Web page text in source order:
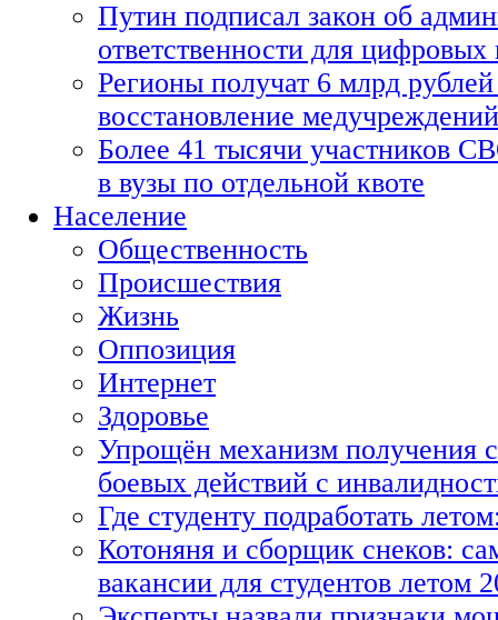
Путин подписал закон об
ответственности для
Регионы получат 6 млрд рублей
восстановление медучреждений
Более 41 тысячи участников
в вузы по отдельной квоте
Население
Общественность
Происшествия
Жизнь
Оппозиция
Интернет
Здоровье
Упрощён механизм получения
боевых действий с
Где студенту подработать
Котоняня и сборщик снеков:
вакансии для студентов летом